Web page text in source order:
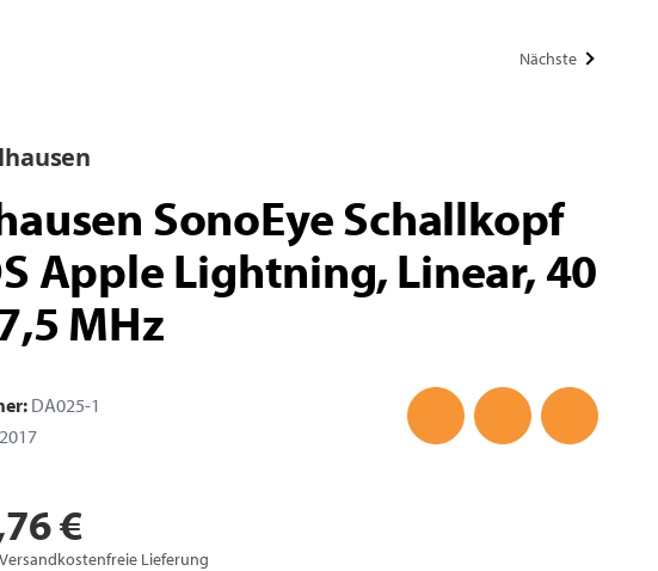
Nächste
SonoEye Schallkopf
Apple Lightning, Linear, 40
MHz
DA025-1
€
Versandkostenfreie Lieferung